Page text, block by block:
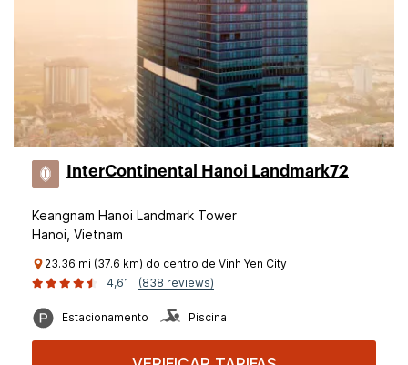
InterContinental Hanoi Landmark72
Keangnam Hanoi Landmark Tower
Hanoi, Vietnam
23.36 mi (37.6 km) do centro de Vinh Yen City
4,61
(838 reviews)
Estacionamento Piscina